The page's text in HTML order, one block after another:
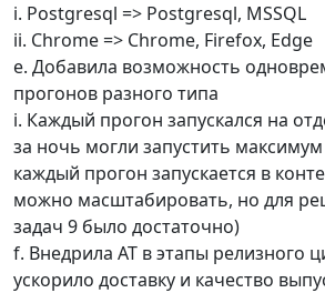
i. Postgresql => Postgresql, MSSQL
ii. Chrome => Chrome, Firefox, Edge
e. Добавила возможность
прогонов разного типа
i. Каждый прогон запускался на
за ночь могли запустить
каждый прогон запускается в
можно масштабировать, но для
задач 9 было достаточно)
f. Внедрила AT в этапы релизного
ускорило доставку и качество